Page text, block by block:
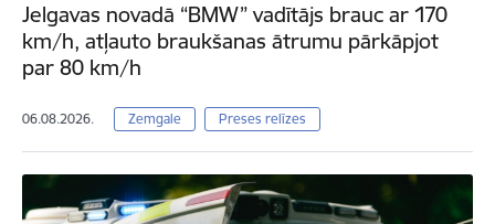
Jelgavas novadā “BMW” vadītājs brauc ar 170
km/h, atļauto braukšanas ātrumu pārkāpjot
par 80 km/h
06.08.2026. Zemgale Preses relīzes